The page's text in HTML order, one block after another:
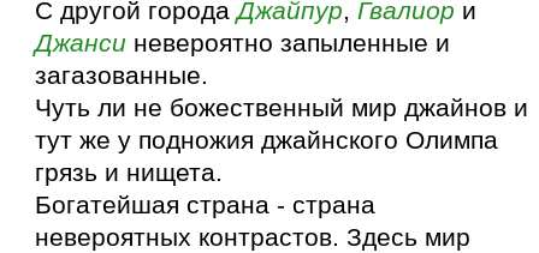
С другой городаДжайпур, Гвалиор и
Джанси невероятно запыленные и
загазованные.
Чуть ли не божественный мир джайнов и
тут же у подножия джайнского Олимпа
грязь и нищета.
Богатейшая страна - страна
невероятных контрастов. Здесь мир